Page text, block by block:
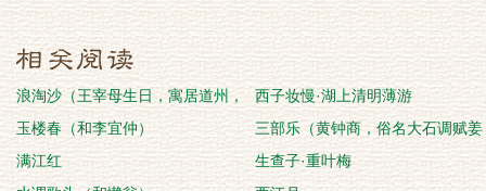
浪淘沙（王宰母生日，寓居道州，
勉其来富州）
西子妆慢·湖上清明薄游
玉楼春（和李宜仲）
三部乐（黄钟商，俗名大石调赋姜
石帚渔隐）
满江红
生查子·重叶梅